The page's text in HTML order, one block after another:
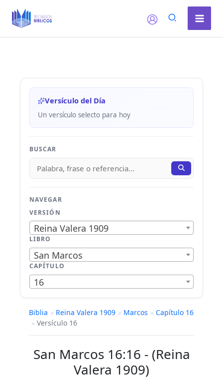
Versículo del Día
Un versículo selecto para hoy
BUSCAR
NAVEGAR
VERSIÓN
Reina Valera 1909
LIBRO
San Marcos
CAPÍTULO
16
Biblia » Reina Valera 1909 » Marcos » Capítulo 16
» Versículo 16
San Marcos 16:16 - (Reina
Valera 1909)